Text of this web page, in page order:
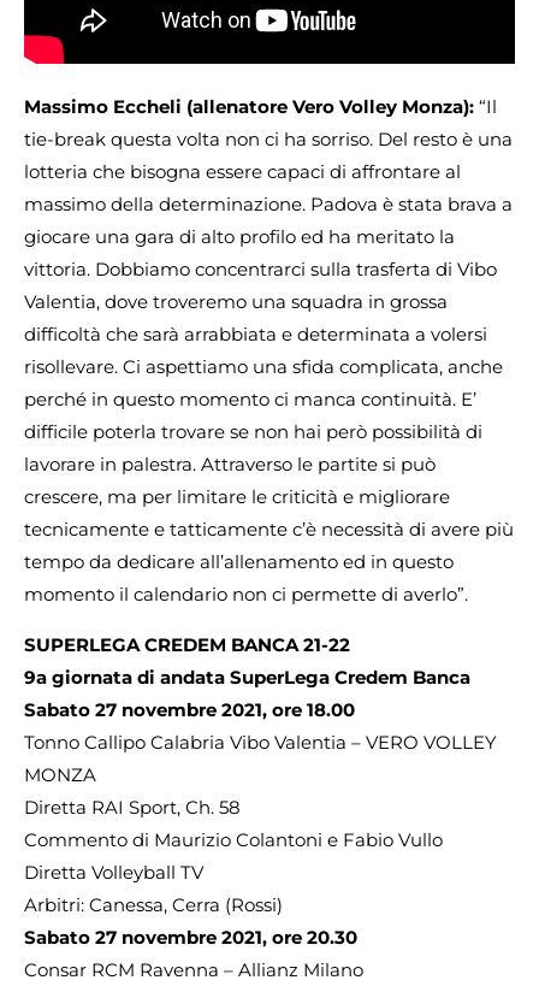
Massimo Eccheli (allenatore Vero Volley Monza): “Il
tie-break questa volta non ci ha sorriso. Del resto è una
lotteria che bisogna essere capaci di affrontare al
massimo della determinazione. Padova è stata brava a
giocare una gara di alto profilo ed ha meritato la
vittoria. Dobbiamo concentrarci sulla trasferta di Vibo
Valentia, dove troveremo una squadra in grossa
difficoltà che sarà arrabbiata e determinata a volersi
risollevare. Ci aspettiamo una sfida complicata, anche
perché in questo momento ci manca continuità. E’
difficile poterla trovare se non hai però possibilità di
lavorare in palestra. Attraverso le partite si può
crescere, ma per limitare le criticità e migliorare
tecnicamente e tatticamente c’è necessità di avere più
tempo da dedicare all’allenamento ed in questo
momento il calendario non ci permette di averlo”.
SUPERLEGA CREDEM BANCA 21-22
9a giornata di andata SuperLega Credem Banca
Sabato 27 novembre 2021, ore 18.00
Tonno Callipo Calabria Vibo Valentia – VERO VOLLEY
MONZA
Diretta RAI Sport, Ch. 58
Commento di Maurizio Colantoni e Fabio Vullo
Diretta Volleyball TV
Arbitri: Canessa, Cerra (Rossi)
Sabato 27 novembre 2021, ore 20.30
Consar RCM Ravenna – Allianz Milano